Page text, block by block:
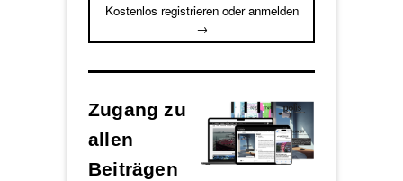
Kostenlos registrieren oder anmelden
→
Zugang zu
allen
Beiträgen